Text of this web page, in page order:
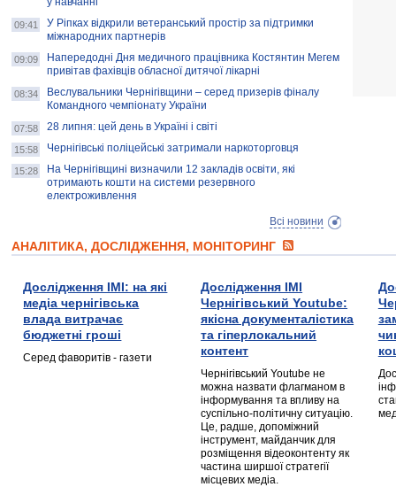
09:41
У Ріпках відкрили ветеранський простір за підтримки
міжнародних партнерів
09:09
Напередодні Дня медичного працівника Костянтин Мегем
привітав фахівців обласної дитячої лікарні
08:34
Веслувальники Чернігівщини – серед призерів фіналу
Командного чемпіонату України
07:58 28 липня: цей день в Україні і світі
15:58 Чернігівські поліцейські затримали наркоторговця
15:28
На Чернігівщині визначили 12 закладів освіти, які
отримають кошти на системи резервного
електроживлення
Всі новини
АНАЛІТИКА, ДОСЛІДЖЕННЯ, МОНІТОРИНГ
Дослідження ІМІ: на які
медіа чернігівська
влада витрачає
бюджетні гроші
Серед фаворитів - газети
Дослідження ІМІ
Чернігівський Youtube:
якісна документалістика
та гіперлокальний
контент
Чернігівський Youtube не
можна назвати флагманом в
інформування та впливу на
суспільно-політичну ситуацію.
Це, радше, допоміжний
інструмент, майданчик для
розміщення відеоконтенту як
частина ширшої стратегії
місцевих медіа.